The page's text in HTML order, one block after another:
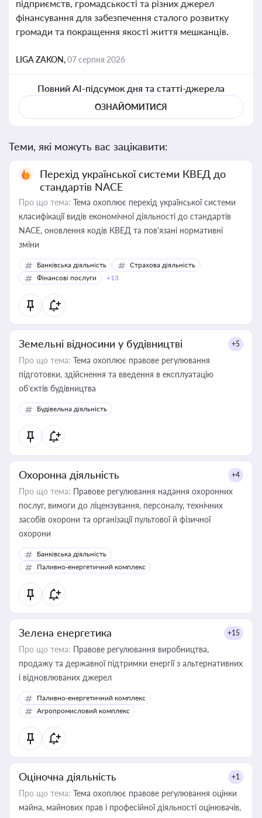
підприємств, громадськості та різних джерел
фінансування для забезпечення сталого розвитку
громади та покращення якості життя мешканців.
LIGA ZAKON,07 серпня 2026
Повний AI-підсумок дня та статті-джерела
ОЗНАЙОМИТИСЯ
Теми, які можуть вас зацікавити:
Перехід української системи КВЕД до
стандартів NACE
Про що тема: Тема охоплює перехід української системи
класифікації видів економічної діяльності до стандартів
NACE, оновлення кодів КВЕД та пов'язані нормативні
зміни
Банківська діяльність
Страхова діяльність
Фінансові послуги
+13
Земельні відносини у будівництві +5
Про що тема: Тема охоплює правове регулювання
підготовки, здійснення та введення в експлуатацію
об’єктів будівництва
Будівельна діяльність
Охоронна діяльність +4
Про що тема: Правове регулювання надання охоронних
послуг, вимоги до ліцензування, персоналу, технічних
засобів охорони та організації пультової й фізичної
охорони
Банківська діяльність
Паливно-енергетичний комплекс
Зелена енергетика +15
Про що тема: Правове регулювання виробництва,
продажу та державної підтримки енергії з альтернативних
і відновлюваних джерел
Паливно-енергетичний комплекс
Агропромисловий комплекс
Оціночна діяльність +1
Про що тема: Тема охоплює правове регулювання оцінки
майна, майнових прав і професійної діяльності оцінювачів,